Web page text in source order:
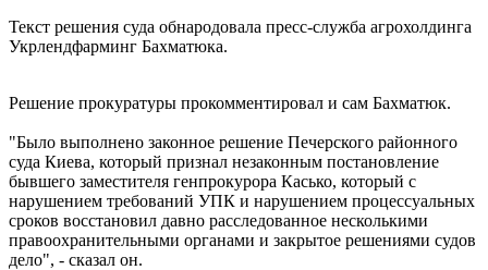
Текст решения суда обнародовала пресс-служба агрохолдинга
Укрлендфарминг Бахматюка.
Решение прокуратуры прокомментировал и сам Бахматюк.
"Было выполнено законное решение Печерского районного
суда Киева, который признал незаконным постановление
бывшего заместителя генпрокурора Касько, который с
нарушением требований УПК и нарушением процессуальных
сроков восстановил давно расследованное несколькими
правоохранительными органами и закрытое решениями судов
дело", - сказал он.